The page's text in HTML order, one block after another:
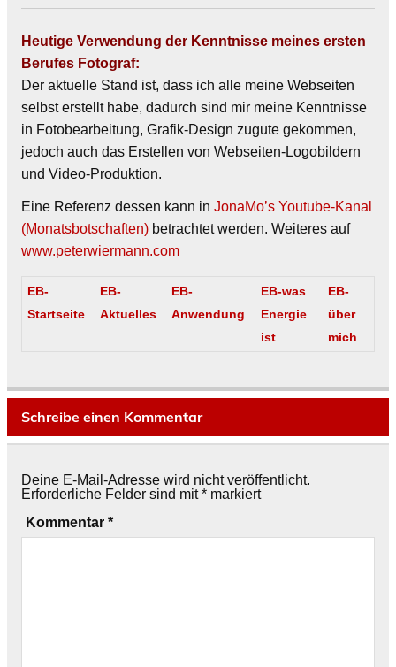
Heutige Verwendung der Kenntnisse meines ersten
Berufes Fotograf:
Der aktuelle Stand ist, dass ich alle meine Webseiten
selbst erstellt habe, dadurch sind mir meine Kenntnisse
in Fotobearbeitung, Grafik-Design zugute gekommen,
jedoch auch das Erstellen von Webseiten-Logobildern
und Video-Produktion.
Eine Referenz dessen kann in JonaMo’s Youtube-Kanal
(Monatsbotschaften) betrachtet werden. Weiteres auf
www.peterwiermann.com
EB-
Startseite
EB-
Aktuelles
EB-
Anwendung
EB-was
Energie
ist
EB-
über
mich
Schreibe einen Kommentar
Deine E-Mail-Adresse wird nicht veröffentlicht.
Erforderliche Felder sind mit* markiert
Kommentar *